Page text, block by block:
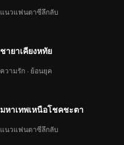
แนวแฟนตาซีลึกลับ
ชายาเคียงหทัย
ความรัก · ย้อนยุค
มหาเทพเหนือโชคชะตา
แนวแฟนตาซีลึกลับ